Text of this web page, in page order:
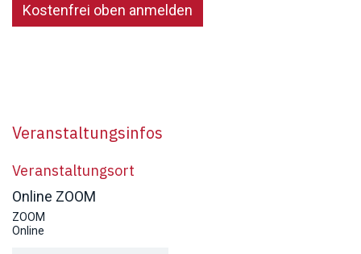
Kostenfrei oben anmelden
Veranstaltungsinfos
Veranstaltungsort
Online ZOOM
ZOOM
Online